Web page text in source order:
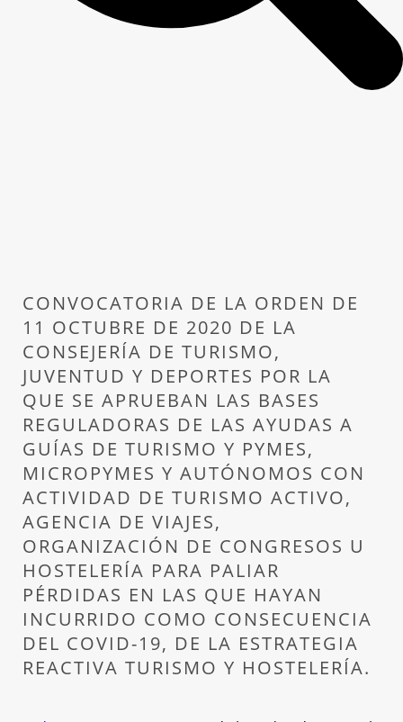
CONVOCATORIA DE LA ORDEN DE
11 OCTUBRE DE 2020 DE LA
CONSEJERÍA DE TURISMO,
JUVENTUD Y DEPORTES POR LA
QUE SE APRUEBAN LAS BASES
REGULADORAS DE LAS AYUDAS A
GUÍAS DE TURISMO Y PYMES,
MICROPYMES Y AUTÓNOMOS CON
ACTIVIDAD DE TURISMO ACTIVO,
AGENCIA DE VIAJES,
ORGANIZACIÓN DE CONGRESOS U
HOSTELERÍA PARA PALIAR
PÉRDIDAS EN LAS QUE HAYAN
INCURRIDO COMO CONSECUENCIA
DEL COVID-19, DE LA ESTRATEGIA
REACTIVA TURISMO Y HOSTELERÍA.